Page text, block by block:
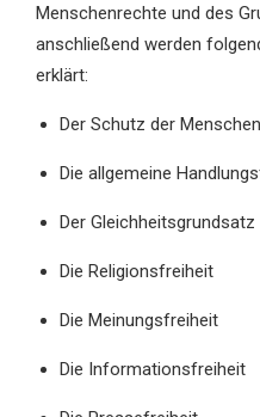
Menschenrechte und des
anschließend werden
erklärt:
Der Schutz der
Die allgemeine
Der Gleichheitsgrundsatz
Die Religionsfreiheit
Die Meinungsfreiheit
Die Informationsfreiheit